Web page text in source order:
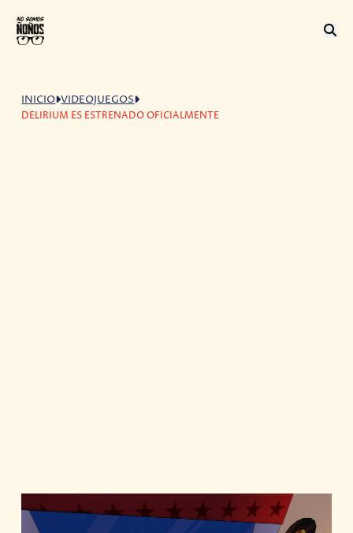
INICIO VIDEOJUEGOS
DELIRIUM ES ESTRENADO OFICIALMENTE